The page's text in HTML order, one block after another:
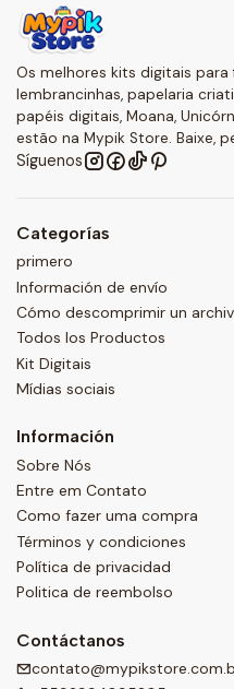
Os melhores kits digitais para
lembrancinhas, papelaria
papéis digitais, Moana,
estão na Mypik Store. Baixe,
Síguenos
Categorías
primero
Información de envío
Cómo descomprimir un
Todos los Productos
Kit Digitais
Mídias sociais
Información
Sobre Nós
Entre em Contato
Como fazer uma compra
Términos y condiciones
Política de privacidad
Politica de reembolso
Contáctanos